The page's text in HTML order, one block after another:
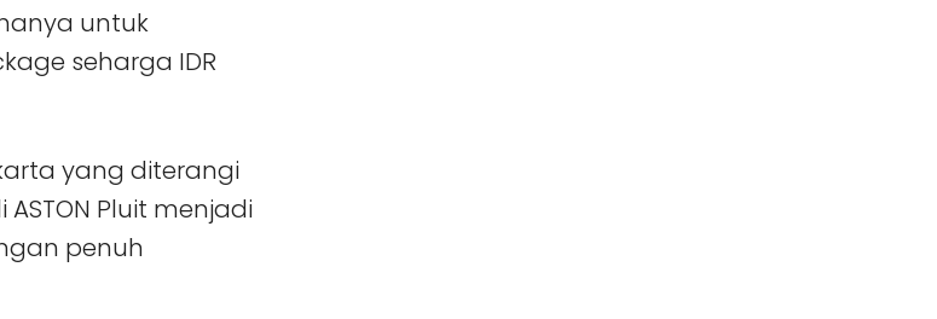
untuk
seharga IDR
yang diterangi
Pluit menjadi
penuh